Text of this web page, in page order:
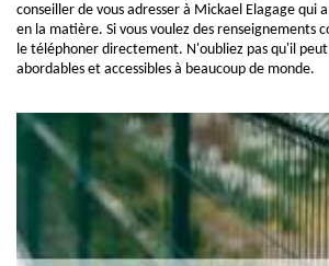
conseiller de vous adresser à Mickael Elagage qui
en la matière. Si vous voulez des renseignements
le téléphoner directement. N'oubliez pas qu'il
abordables et accessibles à beaucoup de monde.